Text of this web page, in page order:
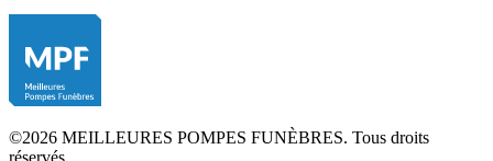
©2026 MEILLEURES POMPES FUNÈBRES. Tous droits